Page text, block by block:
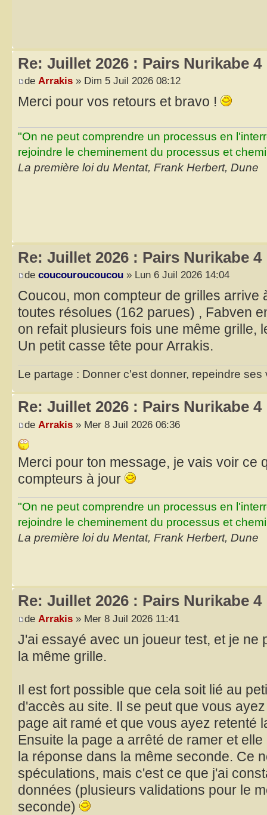
Re: Juillet 2026 : Pairs Nurikabe 4
de Arrakis » Dim 5 Juil 2026 08:12
Merci pour vos retours et bravo !
"On ne peut comprendre un processus en
rejoindre le cheminement du processus et
La première loi du Mentat, Frank Herbert, Dune
Re: Juillet 2026 : Pairs Nurikabe 4
de coucouroucoucou » Lun 6 Juil 2026 14:04
Coucou, mon compteur de grilles arrive
toutes résolues (162 parues) , Fabven
on refait plusieurs fois une même grille,
Un petit casse tête pour Arrakis.
Le partage : Donner c'est donner, repeindre ses
Re: Juillet 2026 : Pairs Nurikabe 4
de Arrakis » Mer 8 Juil 2026 06:36
Merci pour ton message, je vais voir ce
compteurs à jour
"On ne peut comprendre un processus en
rejoindre le cheminement du processus et
La première loi du Mentat, Frank Herbert, Dune
Re: Juillet 2026 : Pairs Nurikabe 4
de Arrakis » Mer 8 Juil 2026 11:41
J'ai essayé avec un joueur test, et je ne
la même grille.
Il est fort possible que cela soit lié au
d'accès au site. Il se peut que vous
page ait ramé et que vous ayez retenté
Ensuite la page a arrêté de ramer et
la réponse dans la même seconde. Ce
spéculations, mais c'est ce que j'ai
données (plusieurs validations pour le
seconde)